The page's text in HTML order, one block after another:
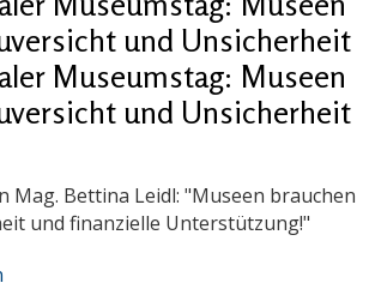
und Unsicherheit
Museumstag: Museen
und Unsicherheit
Mag. Bettina Leidl: "Museen brauchen
und finanzielle Unterstützung!"